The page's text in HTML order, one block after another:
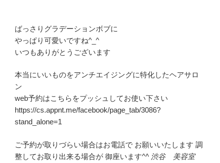
ばっさりグラデーションボブに
やっぱり可愛いですね^_^
いつもありがとうございます
本当にいいものをアンチエイジングに特化したヘアサロ
ン
web予約はこちらをプッシュしてお使い下さい
https://cs.appnt.me/facebook/page_tab/3086?
stand_alone=1
ご予約が取りづらい場合はお電話で お願いいたします 調
整してお取り出来る場合が 御座います^^ 渋谷 美容室